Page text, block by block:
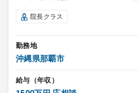
院長クラス
勤務地
沖縄県那覇市
給与（年収）